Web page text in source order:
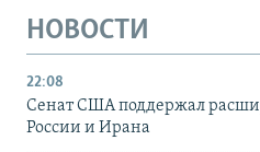
НОВОСТИ
22:08
Сенат США поддержал
России и Ирана